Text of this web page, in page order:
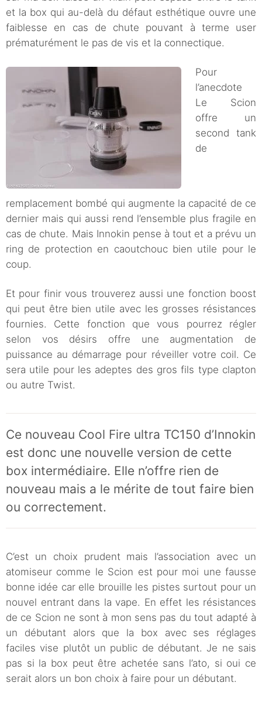
et la box qui au-delà du défaut esthétique ouvre une
faiblesse en cas de chute pouvant à terme user
prématurément le pas de vis et la connectique.
Pour
l’anecdote
Le Scion
offre un
second tank
de
remplacement bombé qui augmente la capacité de ce
dernier mais qui aussi rend l’ensemble plus fragile en
cas de chute. Mais Innokin pense à tout et a prévu un
ring de protection en caoutchouc bien utile pour le
coup.
Et pour finir vous trouverez aussi une fonction boost
qui peut être bien utile avec les grosses résistances
fournies. Cette fonction que vous pourrez régler
selon vos désirs offre une augmentation de
puissance au démarrage pour réveiller votre coil. Ce
sera utile pour les adeptes des gros fils type clapton
ou autre Twist.
Ce nouveau Cool Fire ultra TC150 d’Innokin
est donc une nouvelle version de cette
box intermédiaire. Elle n’offre rien de
nouveau mais a le mérite de tout faire bien
ou correctement.
C’est un choix prudent mais l’association avec un
atomiseur comme le Scion est pour moi une fausse
bonne idée car elle brouille les pistes surtout pour un
nouvel entrant dans la vape. En effet les résistances
de ce Scion ne sont à mon sens pas du tout adapté à
un débutant alors que la box avec ses réglages
faciles vise plutôt un public de débutant. Je ne sais
pas si la box peut être achetée sans l’ato, si oui ce
serait alors un bon choix à faire pour un débutant.